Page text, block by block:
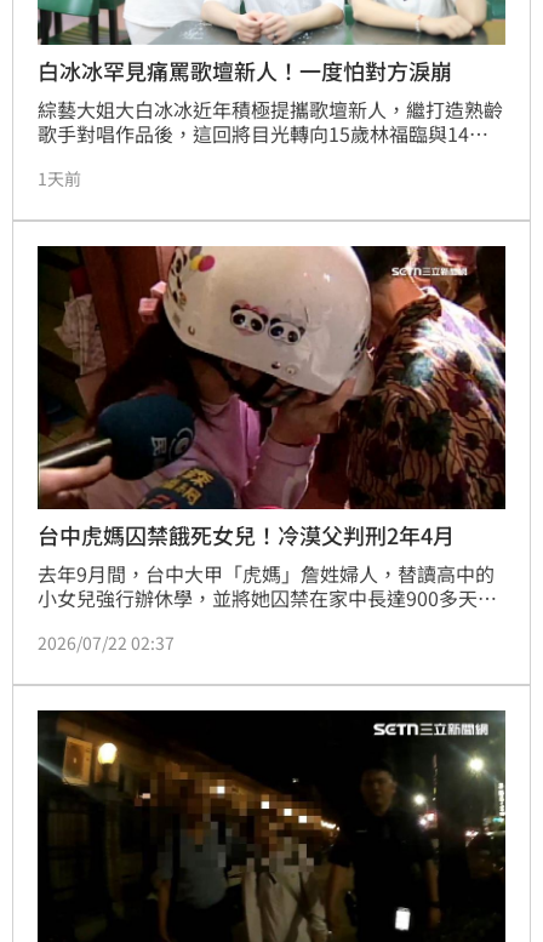
白冰冰罕見痛罵歌壇新人！一度怕對方淚崩
綜藝大姐大白冰冰近年積極提攜歌壇新人，繼打造熟齡
歌手對唱作品後，這回將目光轉向15歲林福臨與14歲
MV導演，更在錄音、舞蹈排練全程緊盯，化身「虎
1天前
台中虎媽囚禁餓死女兒！冷漠父判刑2年4月
去年9月間，台中大甲「虎媽」詹姓婦人，替讀高中的
小女兒強行辦休學，並將她囚禁在家中長達900多天，
驚，詹婦也因案被羈押禁見至今，並依涉犯家暴凌虐致
妻發生衝突，漠視事情發生，直到女兒慘死才報案，被
視法院認定是「共犯」，依妨害自由等罪判處2年4月，
可上訴。
2026/07/22 02:37